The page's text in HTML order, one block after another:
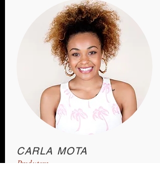
CARLA MOTA
Produtora